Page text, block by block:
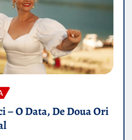
– O Data, De Doua Ori